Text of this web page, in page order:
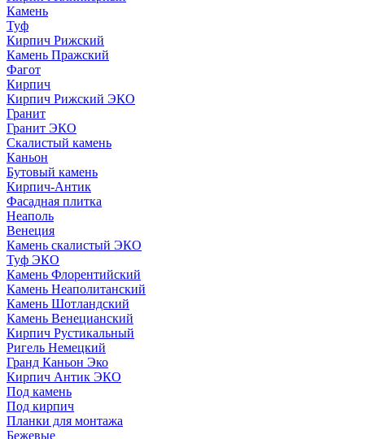
Камень
Туф
Кирпич Рижский
Камень Пражский
Фагот
Кирпич
Кирпич Рижский ЭКО
Гранит
Гранит ЭКО
Скалистый камень
Каньон
Бутовый камень
Кирпич-Антик
Фасадная плитка
Неаполь
Венеция
Камень скалистый ЭКО
Туф ЭКО
Камень Флорентийский
Камень Неаполитанский
Камень Шотландский
Камень Венецианский
Кирпич Рустикальный
Ригель Немецкий
Гранд Каньон Эко
Кирпич Антик ЭКО
Под камень
Под кирпич
Планки для монтажа
Бежевые